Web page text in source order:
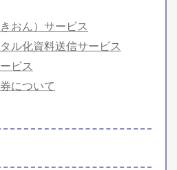
おん）サービス
ル化資料送信サービス
ビス
について